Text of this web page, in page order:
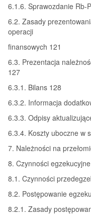
6.1.6. Sprawozdanie Rb-
6.2. Zasady
operacji
finansowych 121
6.3. Prezentacja
127
6.3.1. Bilans 128
6.3.2. Informacja
6.3.3. Odpisy
6.3.4. Koszty uboczne w
7. Należności na
8. Czynności
8.1. Czynności
8.2. Postępowanie
8.2.1. Zasady